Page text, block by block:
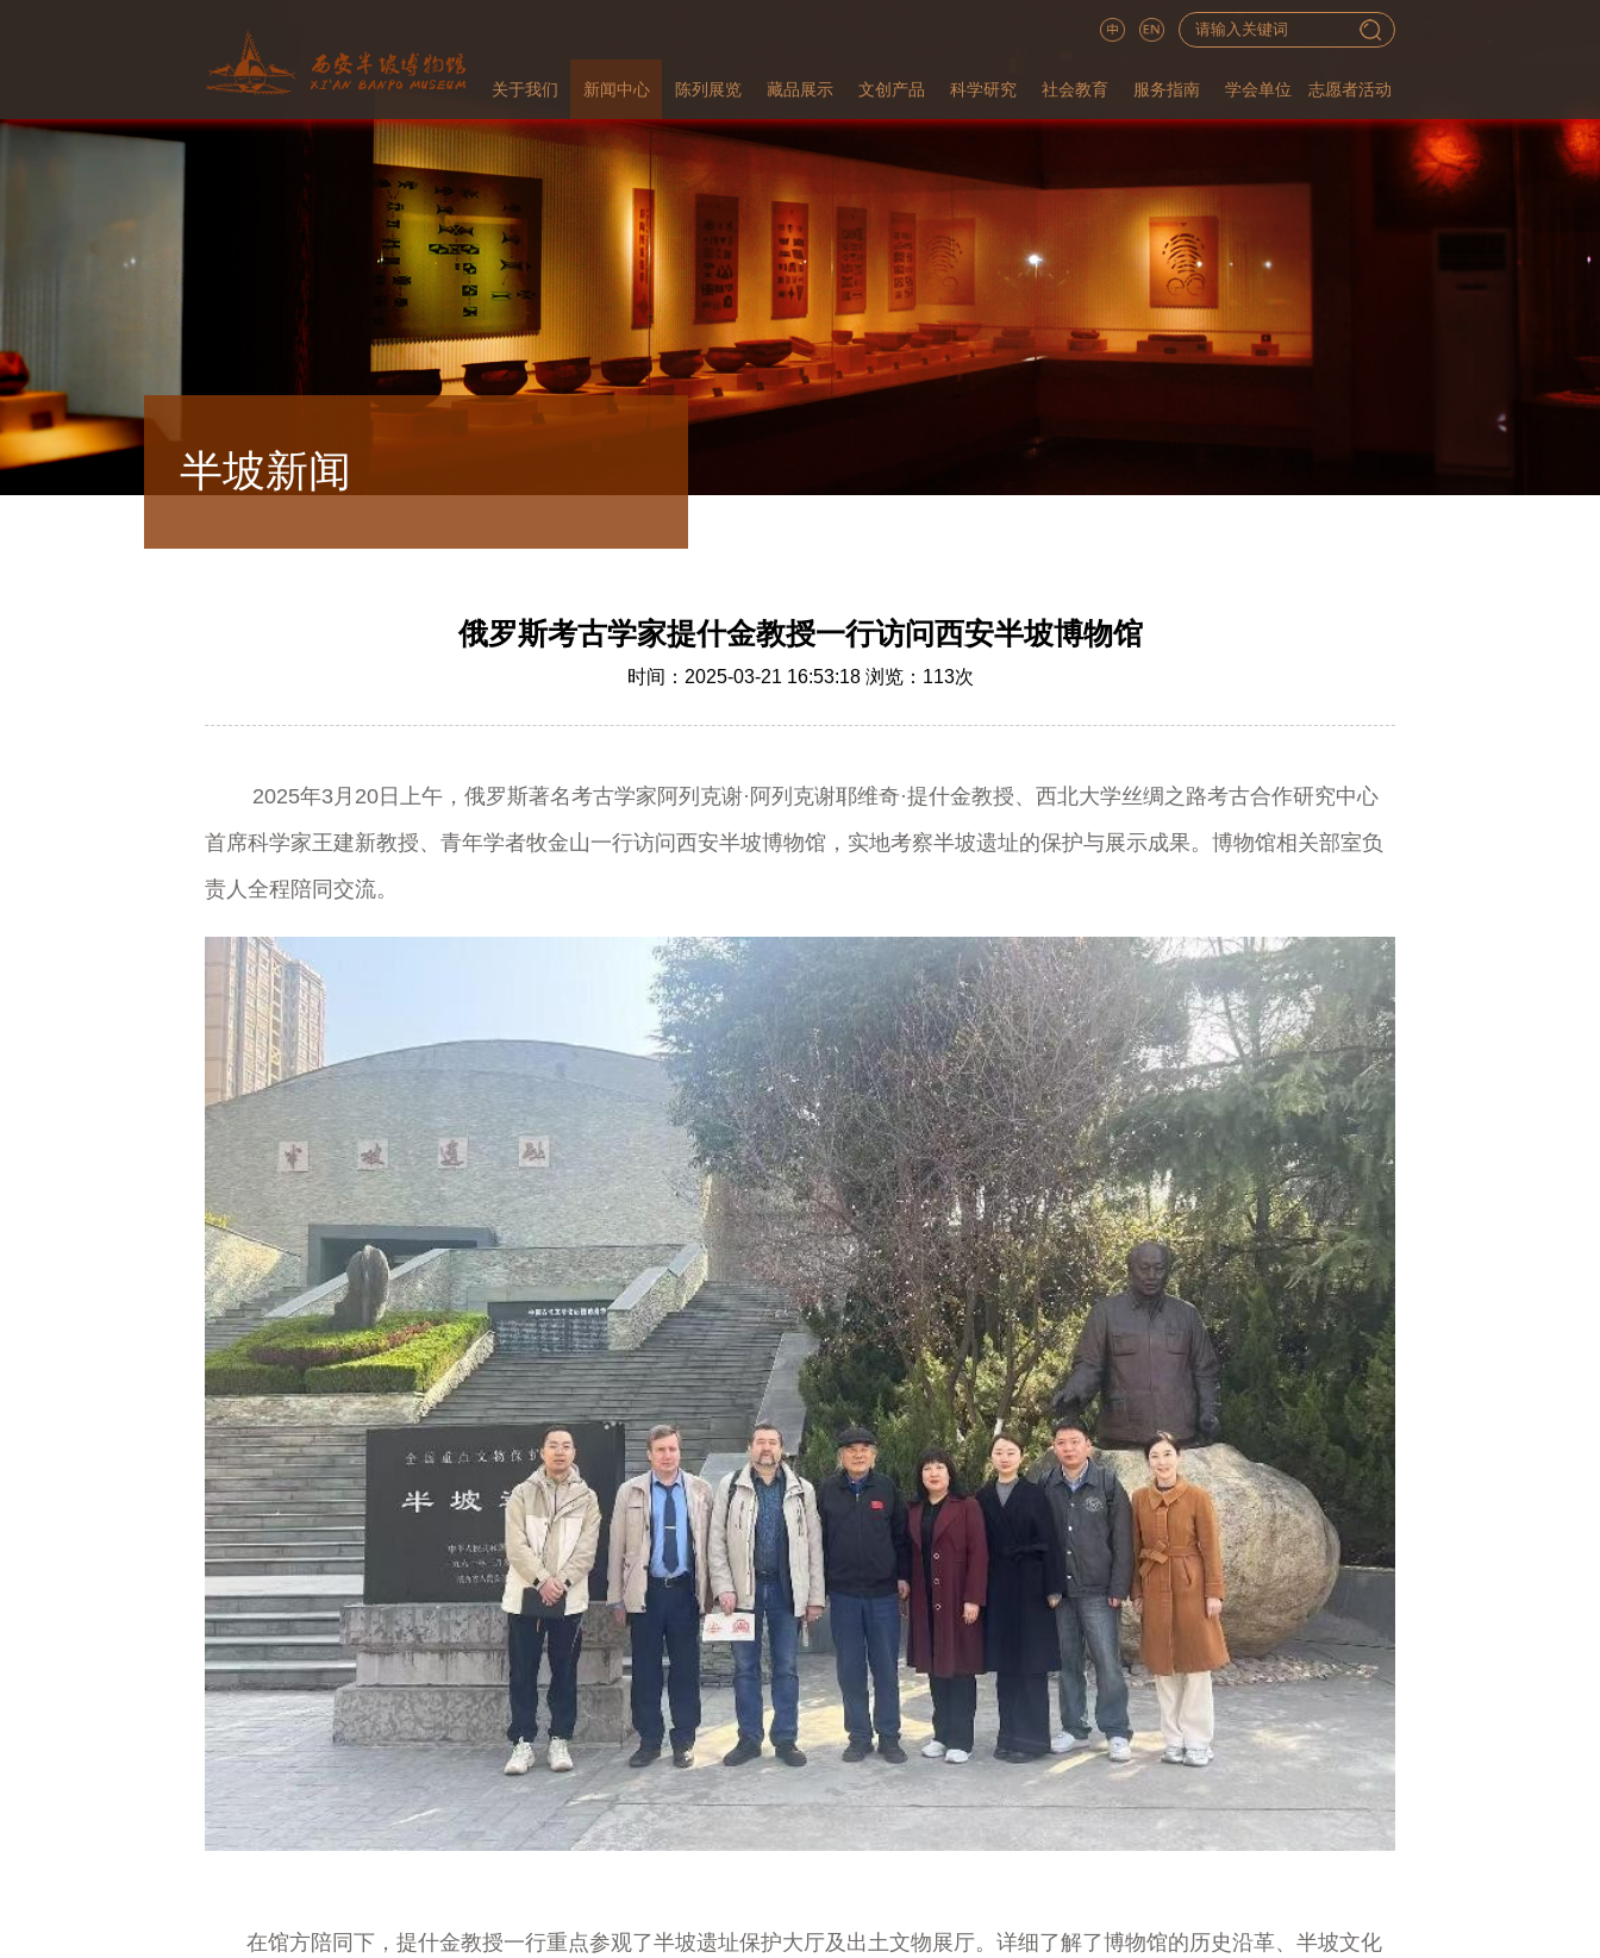
关于我们 新闻中心 陈列展览 藏品展示 文创产品 科学研究 社会教育 服务指南 学会单位 志愿者活动
半坡新闻
俄罗斯考古学家提什金教授一行访问西安半坡博物馆
时间：2025-03-21 16:53:18 浏览： 113次
2025年3月20日上午，俄罗斯著名考古学家阿列克谢·阿列克谢耶维奇·提什金教授、西北大学丝绸之路考古合作研究中心
首席科学家王建新教授、青年学者牧金山一行访问西安半坡博物馆，实地考察半坡遗址的保护与展示成果。博物馆相关部室负
责人全程陪同交流。
在馆方陪同下，提什金教授一行重点参观了半坡遗址保护大厅及出土文物展厅。详细了解了博物馆的历史沿革、半坡文化